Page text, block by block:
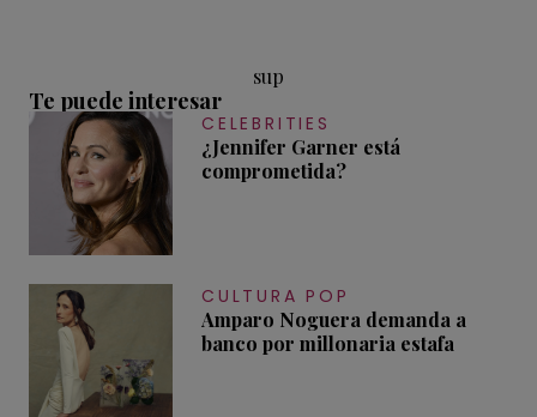
sup
Te puede interesar
CELEBRITIES
¿Jennifer Garner está
comprometida?
CULTURA POP
Amparo Noguera demanda a
banco por millonaria estafa